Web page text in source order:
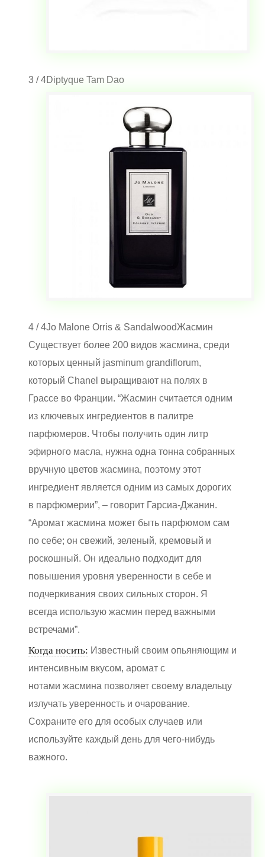
3 / 4Diptyque Tam Dao
4 / 4Jo Malone Orris & SandalwoodЖасмин
Существует более 200 видов жасмина, среди
которых ценный jasminum grandiflorum,
который Chanel выращивают на полях в
Грассе во Франции. “Жасмин считается одним
из ключевых ингредиентов в палитре
парфюмеров. Чтобы получить один литр
эфирного масла, нужна одна тонна собранных
вручную цветов жасмина, поэтому этот
ингредиент является одним из самых дорогих
в парфюмерии”, – говорит Гарсиа-Джанин.
“Аромат жасмина может быть парфюмом сам
по себе; он свежий, зеленый, кремовый и
роскошный. Он идеально подходит для
повышения уровня уверенности в себе и
подчеркивания своих сильных сторон. Я
всегда использую жасмин перед важными
встречами”.
Когда носить: Известный своим опьяняющим и
интенсивным вкусом, аромат с
нотами жасмина позволяет своему владельцу
излучать уверенность и очарование.
Сохраните его для особых случаев или
используйте каждый день для чего-нибудь
важного.